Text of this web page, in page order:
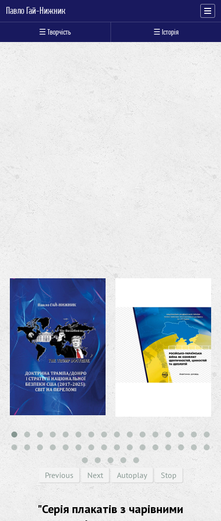
Павло Гай-Нижник
☰ Творчість ☰ Історія
Previous Next Autoplay Stop
"Серія плакатів з чарівними